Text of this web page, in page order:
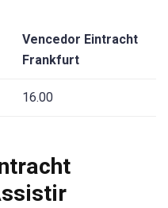
Vencedor Eintracht
Frankfurt
16.00